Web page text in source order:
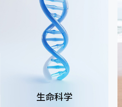
运动户外